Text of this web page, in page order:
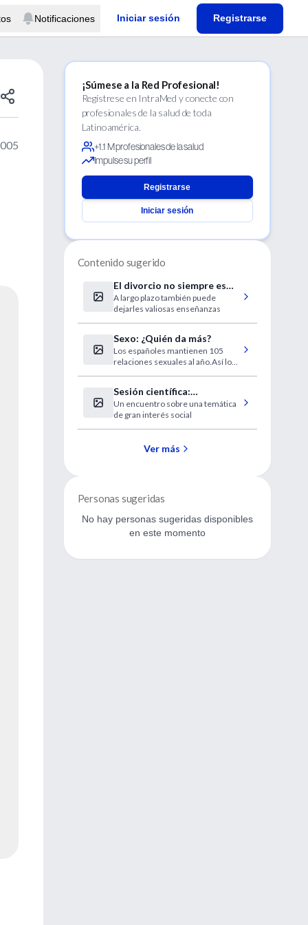
Notificaciones Iniciar sesión Registrarse
¡Súmese a la Red Profesional!
Regístrese en IntraMed y conecte con
profesionales de la salud de toda
Latinoamérica.
+1.1 M profesionales de la salud
Impulse su perfil
Registrarse
Iniciar sesión
Contenido sugerido
El divorcio no siempre es
traumático para los hijos
A largo plazo también puede
dejarles valiosas enseñanzas
Sexo: ¿Quién da más?
Los españoles mantienen 105
relaciones sexuales al año.Así lo
Sesión científica:
Enfermedades de
transmisión sexual
Un encuentro sobre una temática
de gran interés social
Ver más
Personas sugeridas
No hay personas sugeridas disponibles
en este momento